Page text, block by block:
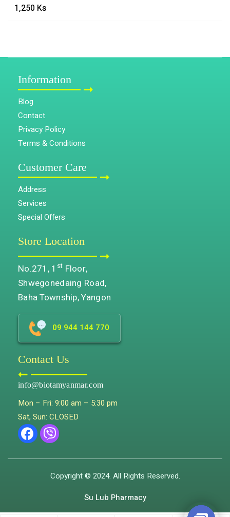
1,250 Ks
Information
Blog
Contact
Privacy Policy
Terms & Conditions
Customer Care
Address
Services
Special Offers
Store Location
No.271, 1 st Floor,
Shwegonedaing Road,
Baha Township, Yangon
09 944 144 770
Contact Us
info@biotamyanmar.com
Mon – Fri: 9:00 am – 5:30 pm
Sat, Sun: CLOSED
Copyright © 2024. All Rights Reserved.
Su Lub Pharmacy